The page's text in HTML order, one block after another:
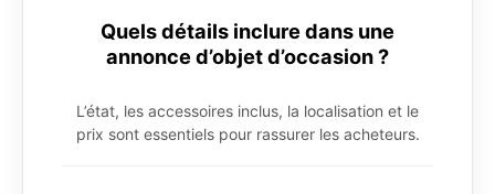
Quels détails inclure dans une
annonce d’objet d’occasion ?
L’état, les accessoires inclus, la localisation et le
prix sont essentiels pour rassurer les acheteurs.